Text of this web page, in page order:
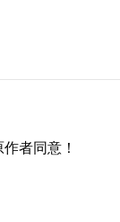
者同意！